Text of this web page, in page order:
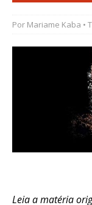
Por Mariame Kaba •
Leia a matéria